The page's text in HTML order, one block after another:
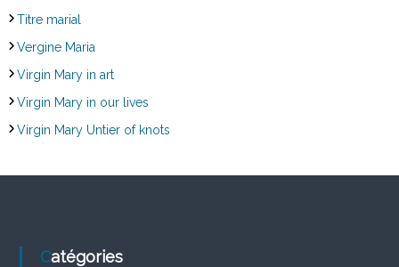
Titre marial
Vergine Maria
Virgin Mary in art
Virgin Mary in our lives
Virgin Mary Untier of knots
Catégories